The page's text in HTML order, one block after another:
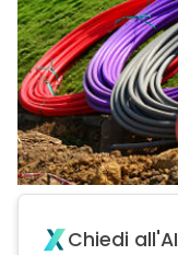
Chiedi all'AI